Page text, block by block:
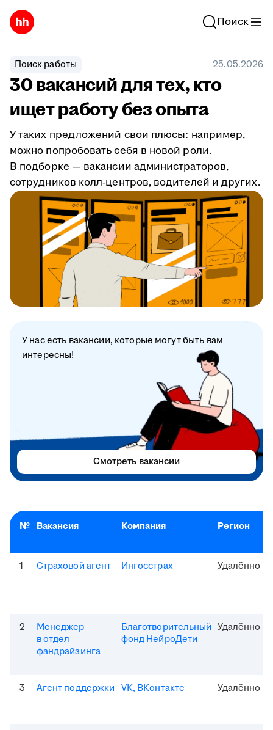
Поиск
Поиск работы 25.05.2026
30 вакансий для тех, кто
ищет работу без опыта
У таких предложений свои плюсы: например,
можно попробовать себя в новой роли.
В подборке — вакансии администраторов,
сотрудников колл-центров, водителей и других.
№ Вакансия Компания Регион
1 Страховой агент Ингосстрах Удалённо
2
Менеджер
в отдел
фандрайзинга
Благотворительный
фонд НейроДети
Удалённо
3 Агент поддержки VK, ВКонтакте Удалённо
У нас есть вакансии, которые могут быть вам
интересны!
Смотреть вакансии